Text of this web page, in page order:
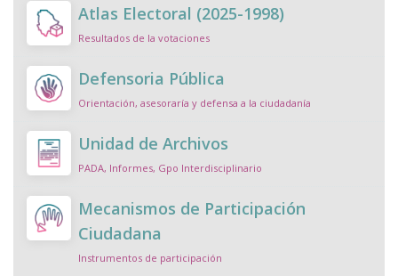
mujeres en Meoqui para construir acciones
afirmativas
Concluye Hackathon 2026 con propuestas
para fortalecer la democracia
2026-05-21 20:27:24
Inician actividades del Hackathon de
Ciberdemocracia 2026 del IEE Chihuahua
Desde la infancia se construye la democracia:
Atlas Electoral (2025-1998)
Resultados de la votaciones
Defensoria Pública
Orientación, asesoraría y defensa a la ciudadanía
Unidad de Archivos
PADA, Informes, Gpo Interdisciplinario
Mecanismos de Participación
Ciudadana
Instrumentos de participación